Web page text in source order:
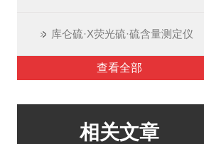
库仑硫·X荧光硫·硫含量测定仪
查看全部
相关文章